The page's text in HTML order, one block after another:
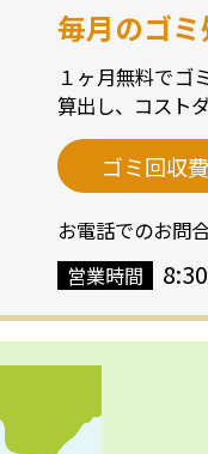
毎月のゴ
１ヶ月無料でゴ
算出し、コスト
ゴミ回収
お電話でのお問
営業時間